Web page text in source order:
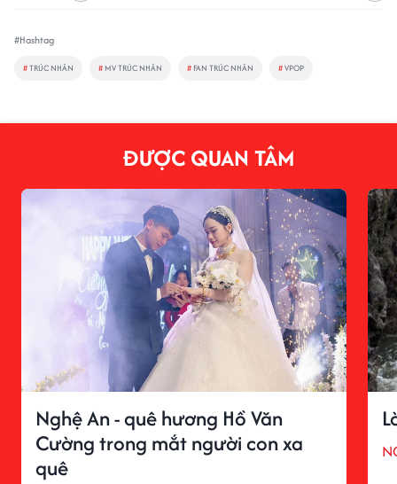
#Hashtag
#TRÚC NHÂN # MV TRÚC NHÂN # FAN TRÚC NHÂN #VPOP
ĐƯỢC QUAN TÂM
Nghệ An - quê hương Hồ Văn
Cường trong mắt người con xa
quê